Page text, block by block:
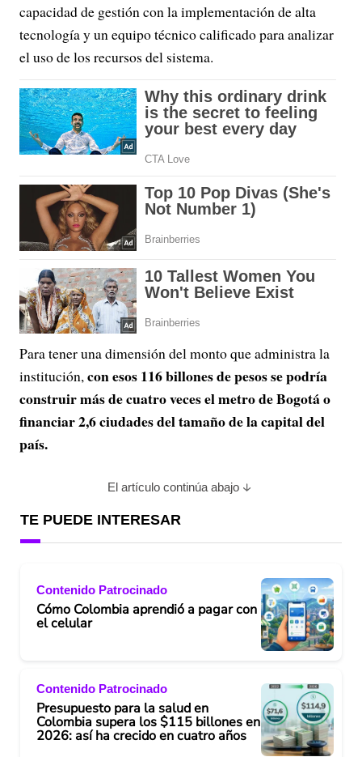
capacidad de gestión con la implementación de alta
tecnología y un equipo técnico calificado para analizar
el uso de los recursos del sistema.
Para tener una dimensión del monto que administra la
institución,con esos 116 billones de pesos se podría
construir más de cuatro veces el metro de Bogotá o
financiar 2,6 ciudades del tamaño de la capital del
país.
El artículo continúa abajo
TE PUEDE INTERESAR
Contenido Patrocinado
Cómo Colombia aprendió a pagar con
el celular
Contenido Patrocinado
Presupuesto para la salud en
Colombia supera los $115 billones en
2026: así ha crecido en cuatro años